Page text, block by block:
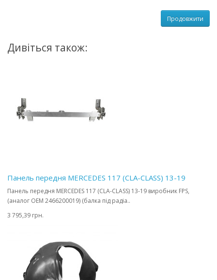
Продовжити
Дивіться також:
Панель передня MERCEDES 117 (CLA-CLASS) 13-19
Панель передня MERCEDES 117 (CLA-CLASS) 13-19 виробник FPS,
(аналог OEM 2466200019) (балка під радіа..
3 795,39 грн.